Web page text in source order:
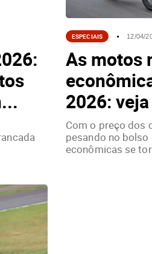
ESPECIAIS 12/04/
As motos
2026:
Com o preço dos
pesando no
econômicas se